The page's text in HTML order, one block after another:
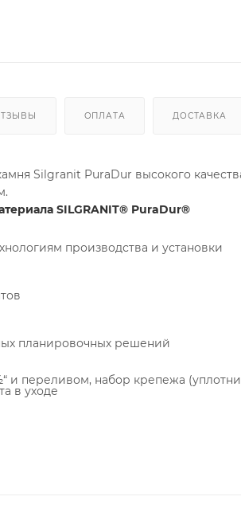
ОПЛАТА ДОСТАВКА
Silgranit PuraDur высокого
SILGRANIT® PuraDur®
производства и установки
планировочных решений
в уходе
и переливом, набор крепежа